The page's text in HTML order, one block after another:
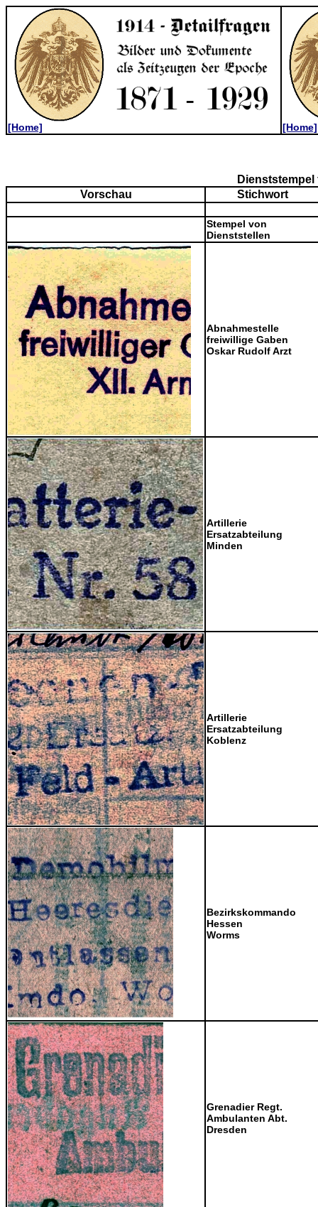
[Home] [Home]
Dienststempel
Vorschau
Stichwort
Stempel von
Dienststellen
Abnahmestelle
freiwillige Gaben
Oskar Rudolf Arzt
Artillerie
Ersatzabteilung
Minden
Artillerie
Ersatzabteilung
Koblenz
Bezirkskommando
Hessen
Worms
Grenadier Regt.
Ambulanten Abt.
Dresden